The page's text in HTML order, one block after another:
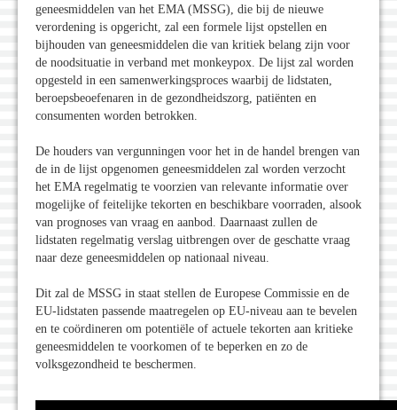
geneesmiddelen van het EMA (MSSG), die bij de nieuwe
verordening is opgericht, zal een formele lijst opstellen en
bijhouden van geneesmiddelen die van kritiek belang zijn voor
de noodsituatie in verband met monkeypox. De lijst zal worden
opgesteld in een samenwerkingsproces waarbij de lidstaten,
beroepsbeoefenaren in de gezondheidszorg, patiënten en
consumenten worden betrokken.
De houders van vergunningen voor het in de handel brengen van
de in de lijst opgenomen geneesmiddelen zal worden verzocht
het EMA regelmatig te voorzien van relevante informatie over
mogelijke of feitelijke tekorten en beschikbare voorraden, alsook
van prognoses van vraag en aanbod. Daarnaast zullen de
lidstaten regelmatig verslag uitbrengen over de geschatte vraag
naar deze geneesmiddelen op nationaal niveau.
Dit zal de MSSG in staat stellen de Europese Commissie en de
EU-lidstaten passende maatregelen op EU-niveau aan te bevelen
en te coördineren om potentiële of actuele tekorten aan kritieke
geneesmiddelen te voorkomen of te beperken en zo de
volksgezondheid te beschermen.